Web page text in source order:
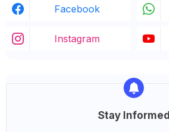
Facebook
Instagram
Stay Informed